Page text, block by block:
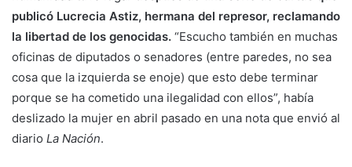
publicó Lucrecia Astiz, hermana del represor, reclamando
la libertad de los genocidas. “Escucho también en muchas
oficinas de diputados o senadores (entre paredes, no sea
cosa que la izquierda se enoje) que esto debe terminar
porque se ha cometido una ilegalidad con ellos”, había
deslizado la mujer en abril pasado en una nota que envió al
diario La Nación.